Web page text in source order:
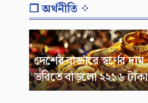
❐ অর্থনীতি ⁘
দেশের বাজারে স্বর্ণের দাম
ভরিতে বাড়লো ২২১৬ টাকা